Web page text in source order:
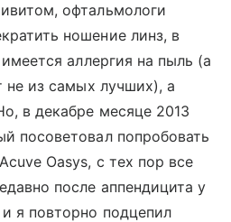
офтальмологи
ношение линз, в
аллергия на пыль (а
не из самых лучших), а
в декабре месяце 2013
посоветовал попробовать
Oasys, с тех пор все
после аппендицита у
я повторно подцепил